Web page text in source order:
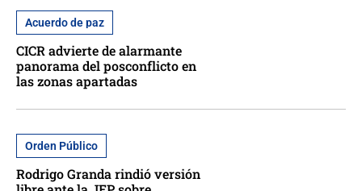
Acuerdo de paz
CICR advierte de alarmante
panorama del posconflicto en
las zonas apartadas
Orden Público
Rodrigo Granda rindió versión